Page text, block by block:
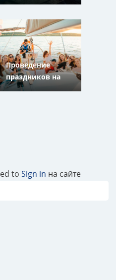
Краснодарский
край
Проведение
праздников на
парусной или
to Sign in на сайте